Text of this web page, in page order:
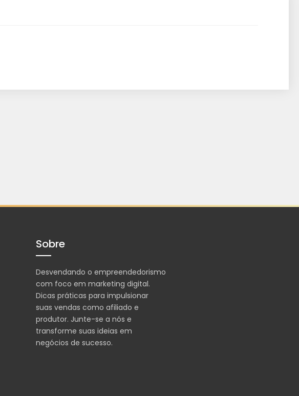
Sobre
Desvendando o empreendedorismo
com foco em marketing digital.
Dicas práticas para impulsionar
suas vendas como afiliado e
produtor. Junte-se a nós e
transforme suas ideias em
negócios de sucesso.